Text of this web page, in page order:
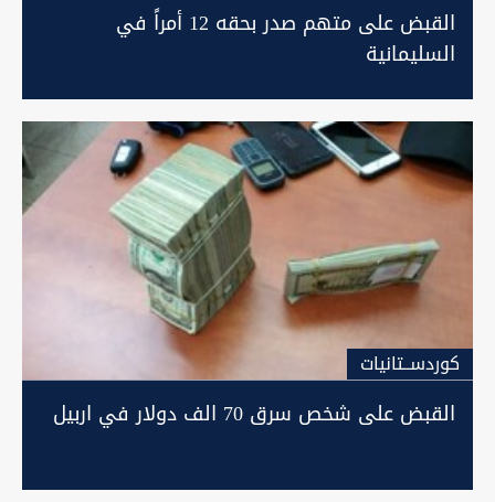
القبض على متهم صدر بحقه 12 أمراً في
السليمانية
كوردســتانيات
القبض على شخص سرق 70 الف دولار في اربيل